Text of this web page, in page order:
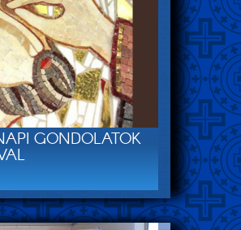
GONDOLATOK